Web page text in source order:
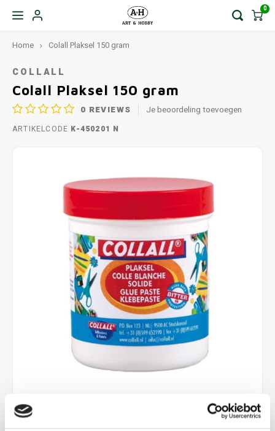
0
Home Colall Plaksel 150 gram
COLLALL
Colall Plaksel 150 gram
0 REVIEWS Je beoordeling toevoegen
ARTIKELCODE K-450201 N
€2,75